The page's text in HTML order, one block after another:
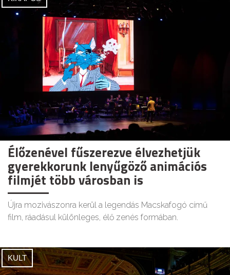
Élőzenével fűszerezve élvezhetjük
gyerekkorunk lenyűgöző animációs
filmjét több városban is
Újra mozivászonra kerül a legendás Macskafogó című
film, ráadásul különleges, élő zenés formában.
KULT